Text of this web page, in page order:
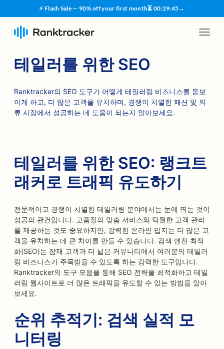
⚡ Flash Sale — 90% off your first month⏳ 00:29:45→
테일러를 위한 SEO
Ranktracker의 SEO 도구가 어떻게 테일러링 비즈니스를 돋보
이게 하고, 더 많은 고객을 유치하며, 경쟁이 치열한 패션 및 의
류 시장에서 성공하는 데 도움이 되는지 알아보세요.
테일러를 위한 SEO: 랭크트
래커로 트래픽 유도하기
전문적이고 경쟁이 치열한 테일러링 분야에서는 눈에 띄는 것이
성공의 관건입니다. 고품질의 맞춤 서비스와 탁월한 고객 관리
를 제공하는 것도 중요하지만, 강력한 온라인 입지는 더 많은 고
객을 유치하는 데 큰 차이를 만들 수 있습니다. 검색 엔진 최적
화(SEO)는 잠재 고객과 더 넓은 커뮤니티에서 여러분의 테일러
링 비즈니스가 주목받을 수 있도록 하는 강력한 도구입니다.
Ranktracker의 도구 모음을 통해 SEO 전략을 최적화하고 테일
러링 웹사이트로 더 많은 트래픽을 유도할 수 있는 방법을 알아
보세요.
순위 추적기: 검색 실적 모
니터링